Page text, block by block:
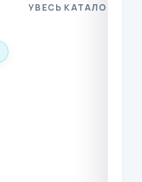
УВЕСЬ КАТАЛОГ